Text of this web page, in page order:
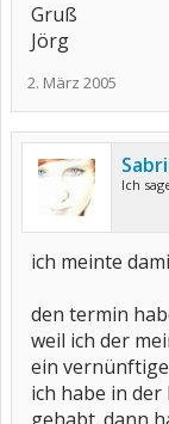
Gruß
Jörg
2. März 2005
Ich
ich meinte
den termin
weil ich der
ein
ich habe in